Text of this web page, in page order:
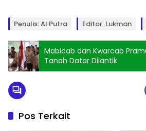
Penulis: Al Putra Editor: Lukman
Mabicab dan Kwarcab
Tanah Datar Dilantik
Pos Terkait